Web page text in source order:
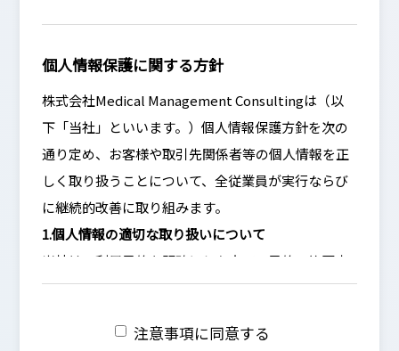
個人情報保護に関する方針
株式会社Medical Management Consultingは（以
下「当社」といいます。）個人情報保護方針を次の
通り定め、お客様や取引先関係者等の個人情報を正
しく取り扱うことについて、全従業員が実行ならび
に継続的改善に取り組みます。
1.個人情報の適切な取り扱いについて
当社は、利用目的を明確にした上で、目的の範囲内
で個人情報を取得します。又、個人情報の利用は、
は、個人情報の管理を厳重に行うこととし、お客様
注意事項に同意する